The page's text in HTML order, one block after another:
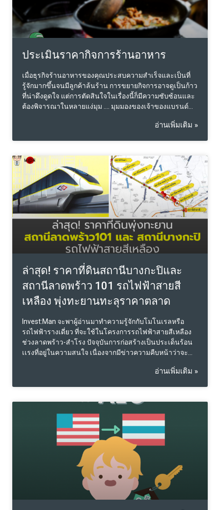
มีการส่งต่อกิจการจากรุ่นหนึ่งสู่รุ่น แต่การมีส่วนร่วมในการ
บริหารงานของทายาทในรุ่นลูกหลานอาจแตกต่างกันไป บาง
คนเข้ามามีบทบาทในการบริหารอย่างเต็มตัว ขณะที่บางคน
อาจไม่ได้มีส่วนร่วม ในปัจจุบันเจ้าของกิจการศูนย์บริการ
ตนเอง
ประเมินราคากิจการร้านอาหาร
เมื่อธุรกิจร้านอาหารของคุณประสบความสำเร็จและเป็นที่
รู้จักมากขึ้นจนมีลูกค้าล้นร้าน การขยายกิจการอาจดูเป็นก้าว
ที่น่าดึงดูดใจ แต่การตัดสินใจในเรื่องนี้ก็มีความซับซ้อนและ
ต้องพิจารณาในหลายแง่มุม …. มุมมองของเจ้าของแบรนด์
กิจการต้องใช้ทุนและเวลามาก การเก็บเงินเองเพื่อขยาย
ลูกค้าได้ยังเป็นความท้าทายที่สำคัญ ความเสี่ยง: การขยาย
กิจการมีความเสี่ยง ทั้งในเรื่องของการรักษามาตรฐานของ
อาหารและบริการ รวมถึงการบริหารจัดการในหลายสาขา
ซึ่งหากไม่สามารถบริหารได้อย่างมีประสิทธิภาพ อาจส่งผล
ต่อภาพลักษณ์ของแบรนด์ในระยะยาว การร่วมทุน: การร่วม
ทุนกับนักลงทุนสามารถช่วยลดภาระทางการเงินและความ
เสี่ยงได้ การมีพันธมิตรที่สามารถช่วยขับเคลื่อนธุรกิจไปข้าง
หน้าอาจเป็นทางเลือกที่ดี และยังช่วยให้การขยายกิจการ
สามารถทำได้รวดเร็วขึ้น มุมมองของนักลงทุน: ไม่เน้นการ
สร้างแบรนด์ใหม่: นักลงทุนนิยมร่วมลงทุนในแบรนด์ที่มีชื่อ
เสียงและศักยภาพในการเติบโต มากกว่าการสร้างแบรนด์
ใหม่ เพราะการสร้างแบร
อ่านเพิ่มเติม »
ล่าสุด! ราคาที่ดินสถานีบางกะปิและ
สถานีลาดพร้าว 101 รถไฟฟ้าสายสี
เหลือง พุ่งทะยานทะลุราคาตลาด
Invest:Man จะพาผู้อ่านมาทำความรู้จักกับโมโนเรลหรือ
รถไฟฟ้ารางเดี่ยว ที่จะใช้ในโครงการรถไฟฟ้าสายสีเหลือง
ช่วงลาดพร้าว-สำโรง ปัจจุบันการก่อสร้างเป็นประเด็นร้อน
เเรงที่อยู่ในความสนใจ เนื่องจากมีข่าวความคืบหน้าว่าจะ
ตลอดทั้งเส้นทาง กลุ่มผู้อาศัยในพื้นที่ได้รับผลประโยชน์
สถานีบางกะปิ ซึ่งมีเเนวโน้มจะพุ่งสูงทะลุเพดานราคาตลาด
เป็นโจทย์ให้นักพัฒนาปรับกลยุทธ์ผลิตภัณฑ์ มาเจอกับต้นทุน
ที่ดินที่พุ่งสูงไปรอล่วงหน้า ก่อนอื่นมารู้จักรายละเอียด
โครงการ เเนวเส้นโครงการโดยสังเขปกันก่อน โดยแนวเส้น
ทางโครงการรถไฟฟ้าสายสีเหลือง ช่วงลาดพร้าว-สำโรง
เริ่มต้นที่จุดเชื่อมต่อกับระบบรถไฟฟ้ามหานคร สายเฉลิมรัช
มงคล (สายสีน้ำเงินระยะแรก) ที่แยกรัชดา-ลาดพร้าว ไป
ตามแนวถนนลาดพร้าว โดยเชื่อมต่อกับโครงการรถไฟฟ้า
สายสีเทาของกรุงเทพมหานครที่แยกฉลองรัช และยกระดับ
ข้ามทางด่วนฉลองรัชจนถึงทางแยกบางกะปิ จากนั้นแนว
อ่านเพิ่มเติม »